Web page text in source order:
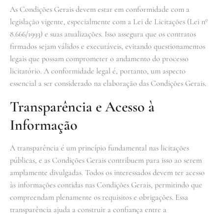
As Condições Gerais devem estar em conformidade com a
legislação vigente, especialmente com a Lei de Licitações (Lei nº
8.666/1993) e suas atualizações. Isso assegura que os contratos
firmados sejam válidos e executáveis, evitando questionamentos
legais que possam comprometer o andamento do processo
licitatório. A conformidade legal é, portanto, um aspecto
essencial a ser considerado na elaboração das Condições Gerais.
Transparência e Acesso à
Informação
A transparência é um princípio fundamental nas licitações
públicas, e as Condições Gerais contribuem para isso ao serem
amplamente divulgadas. Todos os interessados devem ter acesso
às informações contidas nas Condições Gerais, permitindo que
compreendam plenamente os requisitos e obrigações. Essa
transparência ajuda a construir a confiança entre a